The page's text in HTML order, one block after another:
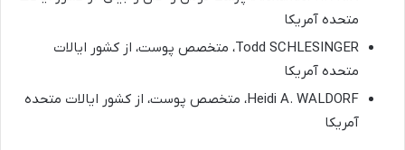
متحده آمریکا
Todd SCHLESINGER، متخصص پوست، از کشور ایالات
متحده آمریکا
Heidi A. WALDORF، متخصص پوست، از کشور ایالات متحده
آمریکا